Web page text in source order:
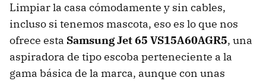
Limpiar la casa cómodamente y sin cables,
incluso si tenemos mascota, eso es lo que nos
ofrece esta Samsung Jet 65 VS15A60AGR5, una
aspiradora de tipo escoba perteneciente a la
gama básica de la marca, aunque con unas